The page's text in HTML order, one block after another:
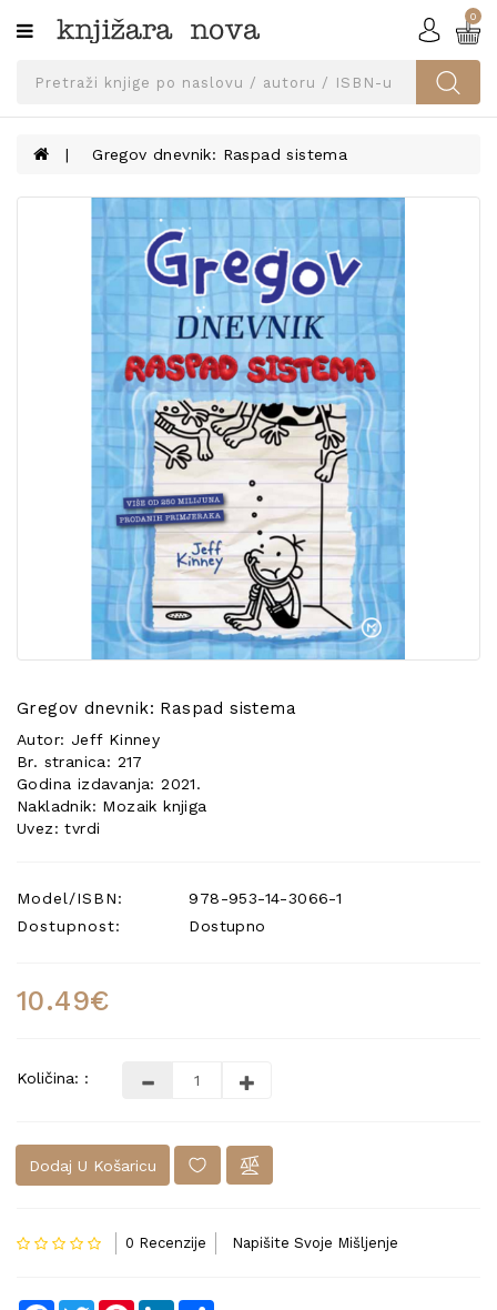
Kategorije
SVEUČILIŠNA
UDŽBENICI
KNJIGE
UDŽBENIKE!
POSEBNA
0
Gregov dnevnik: Raspad sistema
Gregov dnevnik: Raspad sistema
Autor: Jeff Kinney
Br. stranica: 217
Godina izdavanja: 2021.
Nakladnik: Mozaik knjiga
Uvez: tvrdi
Model/ISBN:
978-953-14-3066-1
Dostupnost:
Dostupno
10.49€
Količina: :
Dodaj U Košaricu
0 Recenzije Napišite Svoje Mišljenje